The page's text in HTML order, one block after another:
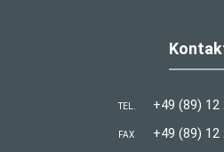
TEL. +49 (89) 12
FAX +49 (89) 12